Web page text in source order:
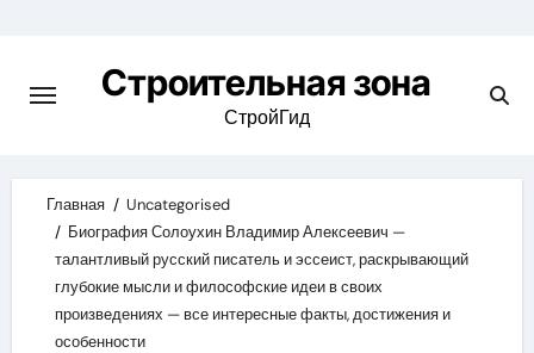
content
Строительная зона
СтройГид
Главная
Uncategorised
Биография Солоухин Владимир Алексеевич —
талантливый русский писатель и эссеист, раскрывающий
глубокие мысли и философские идеи в своих
произведениях — все интересные факты, достижения и
особенности